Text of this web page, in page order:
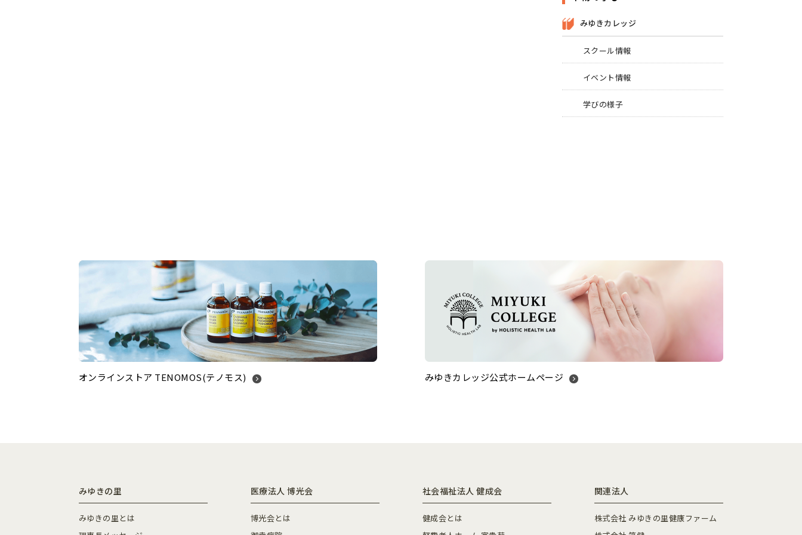
みゆきカレッジ
スクール情報
イベント情報
学びの様子
オンラインストア TENOMOS(テノモス) みゆきカレッジ公式ホームページ
みゆきの里
みゆきの里とは
医療法人 博光会
博光会とは
社会福祉法人 健成会
健成会とは
関連法人
株式会社 みゆきの里健康ファーム